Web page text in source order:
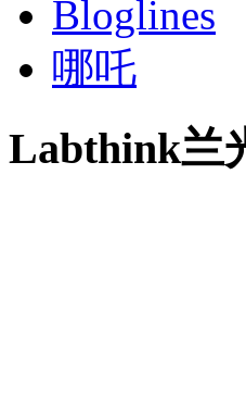
Bloglines
哪吒
Labthink兰